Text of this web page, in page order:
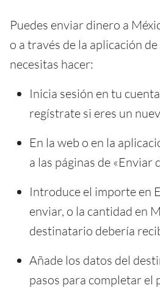
Puedes enviar dinero a
o a través de la aplicación
necesitas hacer:
Inicia sesión en tu
regístrate si eres un
En la web o en la
a las páginas de «Enviar
Introduce el importe en
enviar, o la cantidad en
destinatario debería
Añade los datos del
pasos para completar el